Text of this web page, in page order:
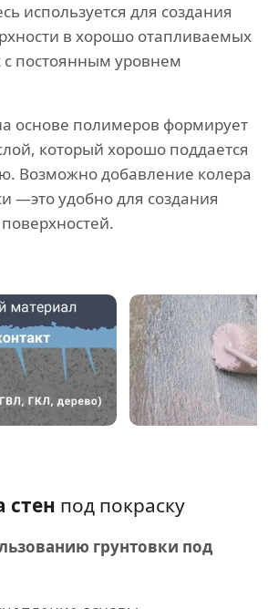
используется для создания
в хорошо отапливаемых
постоянным уровнем
основе полимеров формирует
который хорошо поддается
Возможно добавление колера
—это удобно для создания
стен под покраску
грунтовки под